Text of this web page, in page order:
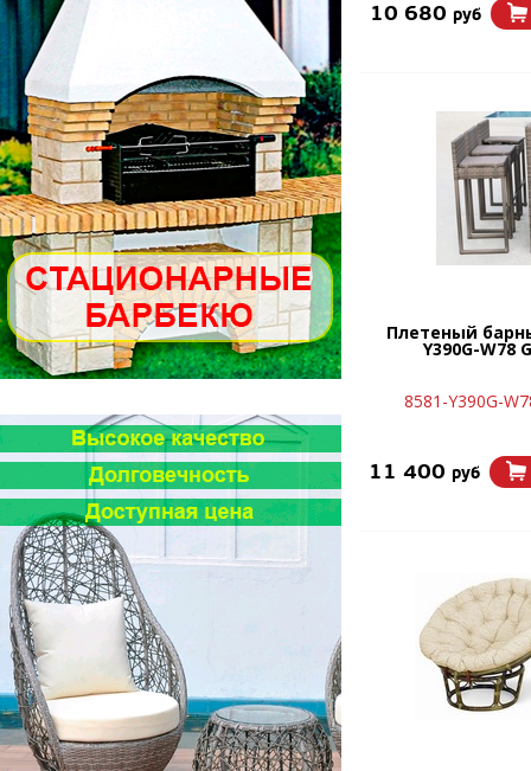
10 680 руб
Плетеный
Y390G-W78
8581-Y390G-
11 400 руб